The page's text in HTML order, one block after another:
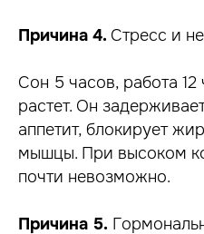
Причина 4. Стресс и
Сон 5 часов, работа 12
растет. Он
аппетит, блокирует
мышцы. При высоком
почти невозможно.
Причина 5.